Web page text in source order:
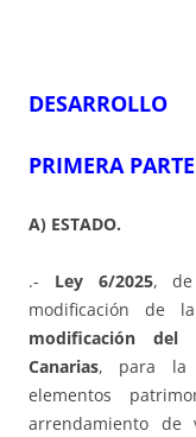
DESARROLLO
PRIMERA
A) ESTADO.
.- Ley 6/2025, de
modificación de
modificación del
Canarias, para la
elementos
arrendamiento de